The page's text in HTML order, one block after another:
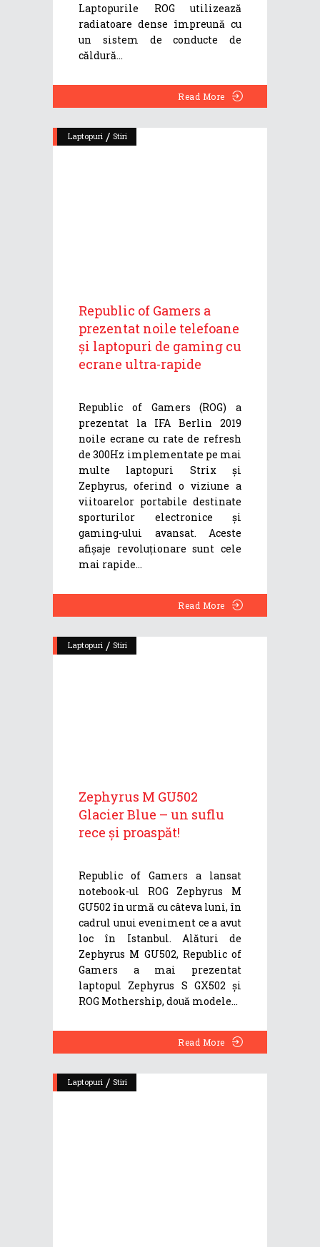
Laptopurile ROG utilizează
radiatoare dense împreună cu
un sistem de conducte de
căldură
Read More
Laptopuri / Stiri
Republic of Gamers a
prezentat noile telefoane
și laptopuri de gaming cu
ecrane ultra-rapide
Republic of Gamers (ROG) a
prezentat la IFA Berlin 2019
noile ecrane cu rate de refresh
de 300Hz implementate pe mai
multe laptopuri Strix și
Zephyrus, oferind o viziune a
viitoarelor portabile destinate
sporturilor electronice și
gaming-ului avansat. Aceste
afișaje revoluționare sunt cele
mai rapide
Read More
Laptopuri / Stiri
Zephyrus M GU502
Glacier Blue – un suflu
rece și proaspăt!
Republic of Gamers a lansat
notebook-ul ROG Zephyrus M
GU502 în urmă cu câteva luni, în
cadrul unui eveniment ce a avut
loc în Istanbul. Alături de
Zephyrus M GU502, Republic of
Gamers a mai prezentat
laptopul Zephyrus S GX502 și
ROG Mothership, două modele
Read More
Laptopuri / Stiri